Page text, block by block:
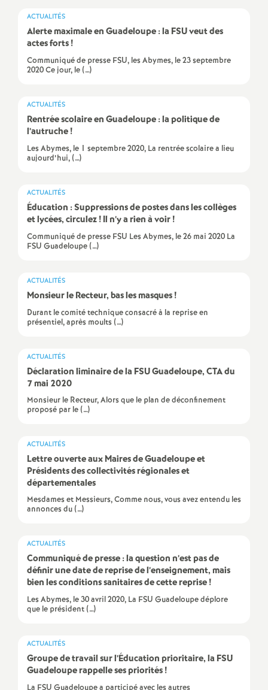
s
E
s
i
g
m
n
t
d
e
e
c
n
ACTUALITÉS
Alerte maximale en Guadeloupe : la FSU veut des
actes forts!
Communiqué de presse FSU, les Abymes, le 23 septembre
2020 Ce jour, le (…)
ACTUALITÉS
Rentrée scolaire en Guadeloupe : la politique de
l’autruche!
Les Abymes, le 1 septembre 2020, La rentrée scolaire a lieu
aujourd’hui, (…)
ACTUALITÉS
Éducation : Suppressions de postes dans les collèges
et lycées, circulez! Il n’y a rien à voir!
Communiqué de presse FSU Les Abymes, le 26 mai 2020 La
FSU Guadeloupe (…)
ACTUALITÉS
Monsieur le Recteur, bas les masques!
Durant le comité technique consacré à la reprise en
présentiel, après moults (…)
ACTUALITÉS
Déclaration liminaire de la FSU Guadeloupe, CTA du
7 mai 2020
Monsieur le Recteur, Alors que le plan de déconfinement
proposé par le (…)
ACTUALITÉS
Lettre ouverte aux Maires de Guadeloupe et
Présidents des collectivités régionales et
départementales
Mesdames et Messieurs, Comme nous, vous avez entendu les
annonces du (…)
ACTUALITÉS
Communiqué de presse : la question n’est pas de
définir une date de reprise de l’enseignement, mais
bien les conditions sanitaires de cette reprise!
Les Abymes, le 30 avril 2020, La FSU Guadeloupe déplore
que le président (…)
ACTUALITÉS
Groupe de travail sur l’Éducation prioritaire, la FSU
Guadeloupe rappelle ses priorités!